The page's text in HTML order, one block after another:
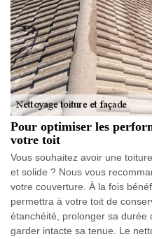
Pour optimiser les
votre toit
Vous souhaitez avoir une
et solide ? Nous vous
votre couverture. À la fois
permettra à votre toit de
étanchéité, prolonger sa durée
garder intacte sa tenue. Le